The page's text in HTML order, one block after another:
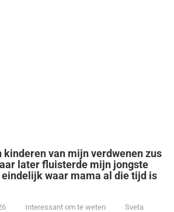
kinderen van mijn verdwenen zus
later fluisterde mijn jongste
eindelijk waar mama al die tijd is
Interessant om te weten Sveta